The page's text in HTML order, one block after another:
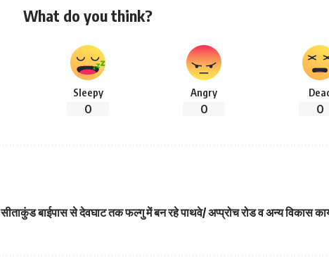
What do you think?
Sleepy
0
Angry
0 0
सीताकुंड बाईपास से देवघाट तक फल्गु में बन रहे पाथवे/ अप्प्रोच रोड व अन्य विकास